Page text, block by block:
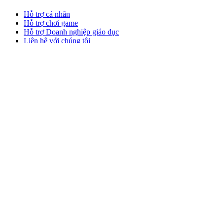
Hỗ trợ cá nhân
Hỗ trợ chơi game
Hỗ trợ Doanh nghiệp giáo dục
Liên hệ với chúng tôi